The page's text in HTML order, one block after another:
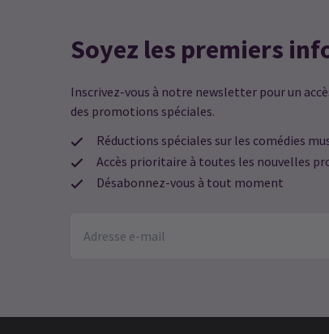
Une production merveilleuse
excellente distribution
Sarah B
25 avril
Absolument la meilleure série de
performances dans une pièce que
privilège à voir. Expérience
Soyez les premiers
Inscrivez-vous à notre newsletter pour un
des promotions spéciales.
Réductions spéciales sur les comédies
Accès prioritaire à toutes les nouvelles
Désabonnez-vous à tout moment